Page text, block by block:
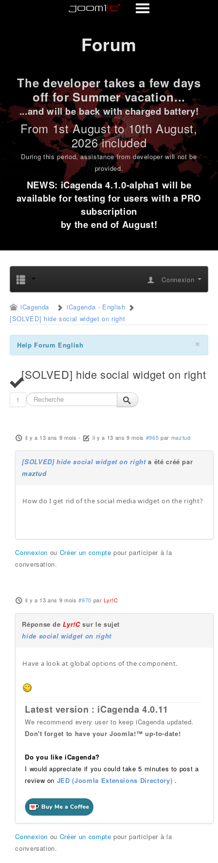
Forum
The developer takes a few days
off for Summer vacation...
...and will be back with charged battery!
From 1stAugust to 10th August,
2026 included
During this period,assistance from developer will not be
provided.
NEWS: iCagenda 4.1.0-alpha1 will be
available for testing for users with a PRO
subscription
by the end of August!
Connexion
iCagenda
iCagenda - English
[SOLVED] hide social widget on right
×
Help Forum English
[SOLVED] hide social widget on right
1
il y a 13 ans 9 mois - il y a 13 ans 9 mois #965 par maztud
[SOLVED] hide social widget on righta été créé par
maztud
How do I get rid of the social media widget on the right?
Connexion ou Créer un compte pour participer à la
conversation.
il y a 13 ans 9 mois #970 parLyr!C
Réponse deLyr!Csur le sujet
hide social widget on right
Have a look at global options of the component.
Latest version : iCagenda 4.0.11
We recommend every user to keep iCagenda updated.
Don't forget to have your Joomla!™ up-to-date!
Do you like iCagenda?
I would appreciate if you could take 5 minutes to post a
review on JED (Joomla Extensions Directory) .
Connexion ou Créer un compte pour participer à la
conversation.